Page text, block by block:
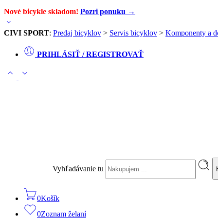
Nové bicykle skladom! Pozri ponuku →
CIVI SPORT: Predaj bicyklov > Servis bicyklov > Komponenty a
PRIHLÁSIŤ / REGISTROVAŤ
Vyhľadávanie tu
0Košík
0Zoznam želaní